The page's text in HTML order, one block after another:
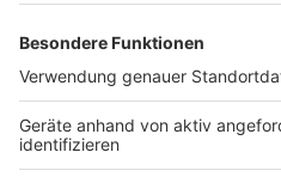
Pulheim: Brennende
5 Verletzte nach Unfall
Kostenlose Poetry-
Erft-Kreis